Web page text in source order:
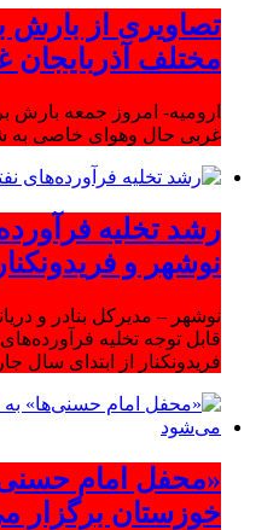
تصاویری از
مختلف آذربایجان
ارومیه- امروز جمعه بارش
غربی حال وهوای خاصی به
رشد تخلیه
نوشهر و فریدونکنار
نوشهر – مدیرکل بنادر و
قابل توجه تخلیه
فریدونکنار از ابتدای سال
«محفل امام
خوزستان برگزار